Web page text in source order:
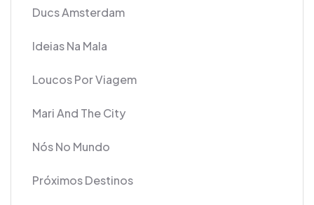
Ducs Amsterdam
Ideias Na Mala
Loucos Por Viagem
Mari And The City
Nós No Mundo
Próximos Destinos